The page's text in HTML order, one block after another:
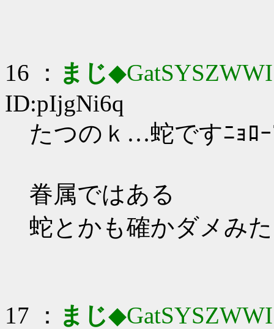
16 ： まじ◆GatSYSZWWI
ID:pIjgNi6q
たつのｋ…蛇ですﾆｮﾛ
眷属ではある
蛇とかも確かダメみ
17 ： まじ◆GatSYSZWWI